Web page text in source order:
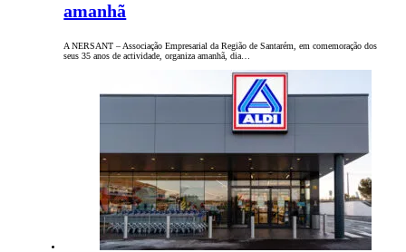
amanhã
A NERSANT – Associação Empresarial da Região de Santarém, em comemoração dos
seus 35 anos de actividade, organiza amanhã, dia…